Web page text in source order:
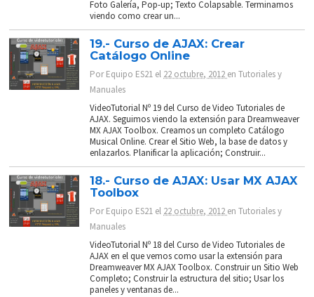
Foto Galería, Pop-up; Texto Colapsable. Terminamos
viendo como crear un...
19.- Curso de AJAX: Crear
Catálogo Online
PorEquipo ES21 el 22 octubre, 2012 enTutoriales y
Manuales
VideoTutorial Nº 19 del Curso de Video Tutoriales de
AJAX. Seguimos viendo la extensión para Dreamweaver
MX AJAX Toolbox. Creamos un completo Catálogo
Musical Online. Crear el Sitio Web, la base de datos y
enlazarlos. Planificar la aplicación; Construir...
18.- Curso de AJAX: Usar MX AJAX
Toolbox
PorEquipo ES21 el 22 octubre, 2012 enTutoriales y
Manuales
VideoTutorial Nº 18 del Curso de Video Tutoriales de
AJAX en el que vemos como usar la extensión para
Dreamweaver MX AJAX Toolbox. Construir un Sitio Web
Completo; Construir la estructura del sitio; Usar los
paneles y ventanas de...